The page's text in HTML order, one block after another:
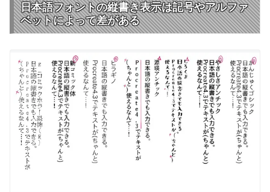
日本語フォントの縦書き表示は記号やアルファ
ベットによって差がある